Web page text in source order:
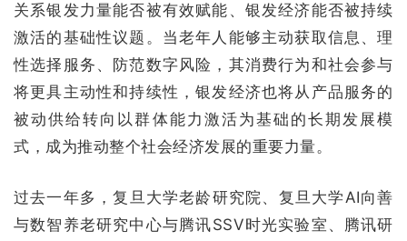
关系银发力量能否被有效赋能、银发经济能否被持续
激活的基础性议题。当老年人能够主动获取信息、理
性选择服务、防范数字风险，其消费行为和社会参与
将更具主动性和持续性，银发经济也将从产品服务的
被动供给转向以群体能力激活为基础的长期发展模
式，成为推动整个社会经济发展的重要力量。
过去一年多，复旦大学老龄研究院、复旦大学AI向善
与数智养老研究中心与腾讯SSV时光实验室、腾讯研